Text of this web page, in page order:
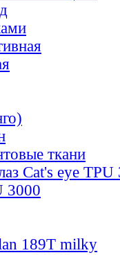
ткани
Cat's eye TPU
3000
189T milky